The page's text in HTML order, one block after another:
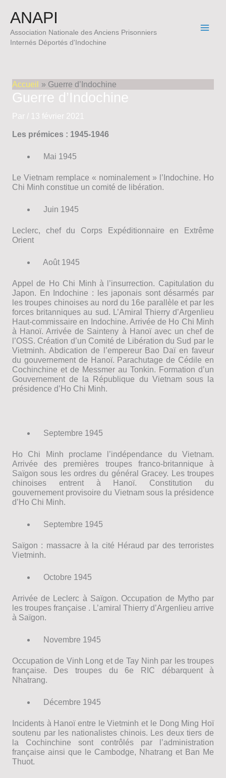
contenu
ANAPI
Association Nationale des Anciens Prisonniers
Internés Déportés d'Indochine
Accueil Guerre d’Indochine
Guerre d’Indochine
Par / 13 février 2021
Les prémices : 1945-1946
Mai 1945
Le Vietnam remplace « nominalement » l’Indochine. Ho
Chi Minh constitue un comité de libération.
Juin 1945
Leclerc, chef du Corps Expéditionnaire en Extrême
Orient
Août 1945
Appel de Ho Chi Minh à l’insurrection. Capitulation du
Japon. En Indochine : les japonais sont désarmés par
les troupes chinoises au nord du 16e parallèle et par les
forces britanniques au sud. L’Amiral Thierry d’Argenlieu
Haut-commissaire en Indochine. Arrivée de Ho Chi Minh
à Hanoï. Arrivée de Sainteny à Hanoï avec un chef de
l’OSS. Création d’un Comité de Libération du Sud par le
Vietminh. Abdication de l’empereur Bao Daï en faveur
du gouvernement de Hanoï. Parachutage de Cédile en
Cochinchine et de Messmer au Tonkin. Formation d’un
Gouvernement de la République du Vietnam sous la
présidence d’Ho Chi Minh.
Septembre 1945
Ho Chi Minh proclame l’indépendance du Vietnam.
Arrivée des premières troupes franco-britannique à
Saïgon sous les ordres du général Gracey. Les troupes
chinoises entrent à Hanoï. Constitution du
gouvernement provisoire du Vietnam sous la présidence
d’Ho Chi Minh.
Septembre 1945
Saïgon : massacre à la cité Héraud par des terroristes
Vietminh.
Octobre 1945
Arrivée de Leclerc à Saïgon. Occupation de Mytho par
les troupes française . L’amiral Thierry d’Argenlieu arrive
à Saïgon.
Novembre 1945
Occupation de Vinh Long et de Tay Ninh par les troupes
française. Des troupes du 6e RIC débarquent à
Nhatrang.
Décembre 1945
Incidents à Hanoï entre le Vietminh et le Dong Ming Hoï
soutenu par les nationalistes chinois. Les deux tiers de
la Cochinchine sont contrôlés par l’administration
française ainsi que le Cambodge, Nhatrang et Ban Me
Thuot.